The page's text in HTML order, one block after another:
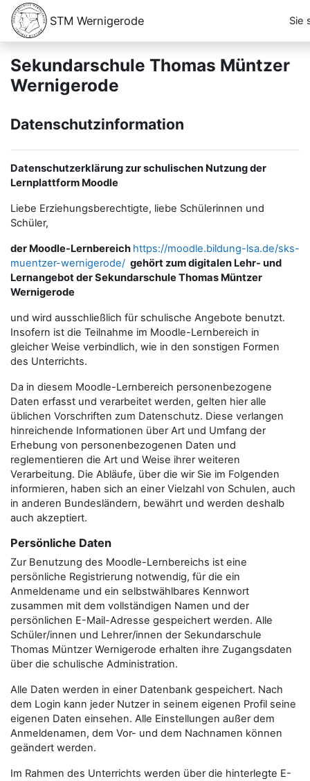
Zum Hauptinhalt
STM Wernigerode Sie
Sekundarschule Thomas Müntzer
Wernigerode
Datenschutzinformation
Datenschutzerklärung zur schulischen Nutzung der
Lernplattform Moodle
Liebe Erziehungsberechtigte, liebe Schülerinnen und
Schüler,
der Moodle-Lernbereich https://moodle.bildung-lsa.de/sks-
muentzer-wernigerode/ gehört zum digitalen Lehr- und
Lernangebot der Sekundarschule Thomas Müntzer
Wernigerode
und wird ausschließlich für schulische Angebote benutzt.
Insofern ist die Teilnahme im Moodle-Lernbereich in
gleicher Weise verbindlich, wie in den sonstigen Formen
des Unterrichts.
Da in diesem Moodle-Lernbereich personenbezogene
Daten erfasst und verarbeitet werden, gelten hier alle
üblichen Vorschriften zum Datenschutz. Diese verlangen
hinreichende Informationen über Art und Umfang der
Erhebung von personenbezogenen Daten und
reglementieren die Art und Weise ihrer weiteren
Verarbeitung. Die Abläufe, über die wir Sie im Folgenden
informieren, haben sich an einer Vielzahl von Schulen, auch
in anderen Bundesländern, bewährt und werden deshalb
auch akzeptiert.
Persönliche Daten
Zur Benutzung des Moodle-Lernbereichs ist eine
persönliche Registrierung notwendig, für die ein
Anmeldename und ein selbstwählbares Kennwort
zusammen mit dem vollständigen Namen und der
persönlichen E-Mail-Adresse gespeichert werden. Alle
Schüler/innen und Lehrer/innen der Sekundarschule
Thomas Müntzer Wernigerode erhalten ihre Zugangsdaten
über die schulische Administration.
Alle Daten werden in einer Datenbank gespeichert. Nach
dem Login kann jeder Nutzer in seinem eigenen Profil seine
eigenen Daten einsehen. Alle Einstellungen außer dem
Anmeldenamen, dem Vor- und dem Nachnamen können
geändert werden.
Im Rahmen des Unterrichts werden über die hinterlegte E-